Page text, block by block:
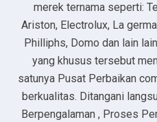
merek ternama seperti:
Ariston, Electrolux, La
Philliphs, Domo dan lain
yang khusus tersebut
satunya Pusat Perbaikan
berkualitas. Ditangani
Berpengalaman , Proses